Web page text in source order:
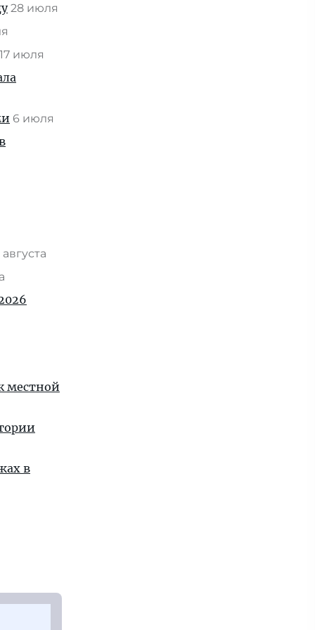
28 июля
17 июля
6 июля
августа
местной
в